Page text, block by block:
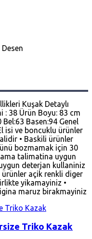
Kuşak Detaylı
: 38 Ürün Boyu: 83 cm
Basen:94 Genel
isi ve boncuklu ürünler
• Baskili ürünler
bozmamak için 30
talimatina uygun
deterjan kullaniniz
ürünler açik renkli diger
yikamayiniz •
maruz birakmayiniz
Triko Kazak